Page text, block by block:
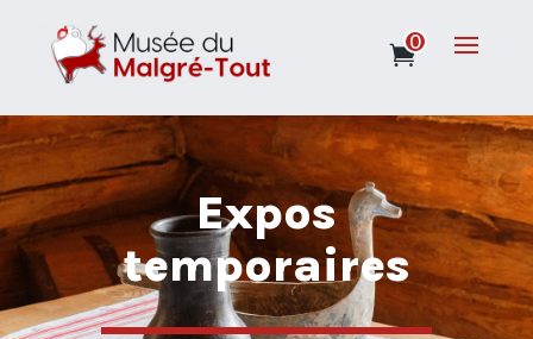
0
Expos
temporaires